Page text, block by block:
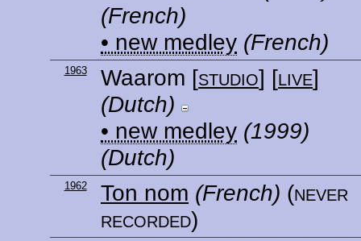
(French)
• new medley (French)
1963 Waarom [studio] [live]
(Dutch)
• new medley (1999)
(Dutch)
1962 Ton nom (French) (never
recorded)